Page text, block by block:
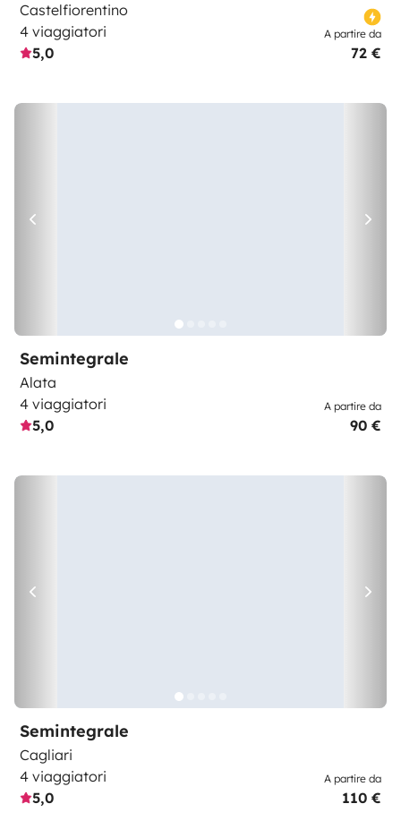
Castelfiorentino
4 viaggiatori
5,0
A partire da
72 €
Semintegrale
Alata
4 viaggiatori
5,0
A partire da
90 €
Semintegrale
Cagliari
4 viaggiatori
5,0
A partire da
110 €